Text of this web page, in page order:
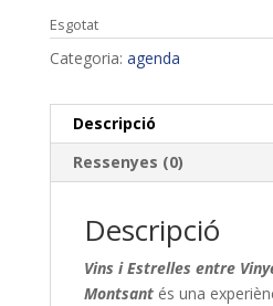
Esgotat
Categoria: agenda
Descripció
Ressenyes (0)
Descripció
Vins i Estrelles entre
Montsantés una